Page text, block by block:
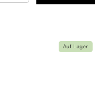
Auf Lager